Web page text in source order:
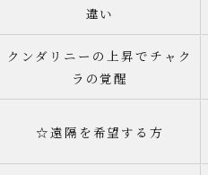
違い
クンダリニーの上昇でチャク
ラの覚醒
☆遠隔を希望する方